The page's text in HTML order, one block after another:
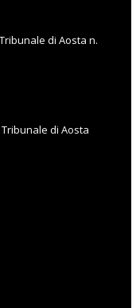
di Aosta n.
di Aosta